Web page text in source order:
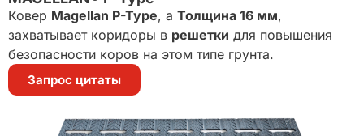
Ковер Magellan P-Type, a Толщина 16 мм,
захватывает коридоры в решетки для повышения
безопасности коров на этом типе грунта.
Запрос цитаты